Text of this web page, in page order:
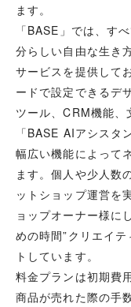
ます。
「BASE」では、す
分らしい自由な生き
サービスを提供して
ードで設定できるデ
ツール、CRM機能
「BASE AIアシスタ
幅広い機能によって
ます。個人や少人数
ットショップ運営を
ョップオーナー様に
めの時間”クリエイ
トしています。
料金プランは初期費
商品が売れた際の手